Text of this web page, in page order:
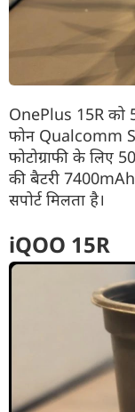
OnePlus 15R को
फोन Qualcomm
फोटोग्राफी के लिए
की बैटरी
सपोर्ट मिलता है।
iQOO 15R